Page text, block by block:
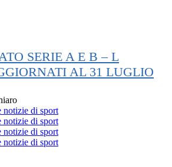
SERIE A E B – L
AL 31 LUGLIO